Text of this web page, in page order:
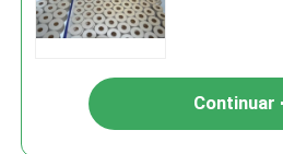
Continuar